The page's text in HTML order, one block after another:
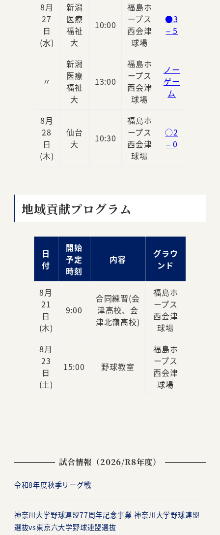
8月
27
日
(水)
新潟
医療
福祉
大
10:00
福島ホ
ープス
西会津
球場
●3
– 5
〃
新潟
医療
福祉
大
13:00
福島ホ
ープス
西会津
球場
ノー
ゲー
ム
8月
28
日
(木)
仙台
大
10:30
福島ホ
ープス
西会津
球場
○2
– 0
地域貢献プログラム
日
付
開始
予定
時刻
内容
グラウ
ンド
8月
21
日
(木)
9:00
合同練習(会
津高校、会
津北嶺高校)
福島ホ
ープス
西会津
球場
8月
23
日
(土)
15:00 野球教室
福島ホ
ープス
西会津
球場
試合情報（2026/R8年度）
令和8年度秋季リーグ戦
神奈川大学野球連盟77周年記念事業 神奈川大学野球連盟
選抜vs東京六大学野球連盟選抜